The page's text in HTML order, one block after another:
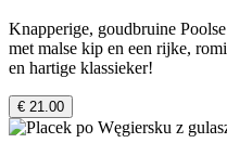
Knapperige, goudbruine
met malse kip en een rijke,
en hartige klassieker!
€ 21.00